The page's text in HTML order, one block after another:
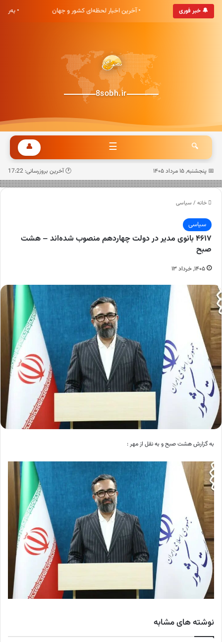
🔔 خبر فوری
صبح خوش آمدید • آخرین اخبار لحظه‌ای کشور و جهان •
8sobh.ir
🔍
☰
👤
📅 پنجشنبه, ۱۵ مرداد ۱۴۰۵ 🕐 آخرین بروزرسانی: 17:22
خانه / سیاسی
سیاسی
۴۶۱۷ بانوی مدیر در دولت چهاردهم منصوب شده‌اند – هشت
صبح
۱۴۰۵, خرداد ۱۳
به گزارش هشت صبح و به نقل از مهر :
نوشته های مشابه